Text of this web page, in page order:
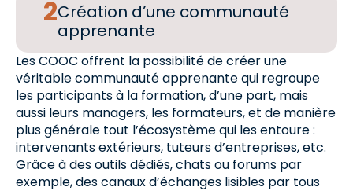
Création d’une communauté
apprenante
Les COOC offrent la possibilité de créer une
véritable communauté apprenante qui regroupe
les participants à la formation, d’une part, mais
aussi leurs managers, les formateurs, et de manière
plus générale tout l’écosystème qui les entoure :
intervenants extérieurs, tuteurs d’entreprises, etc.
Grâce à des outils dédiés, chats ou forums par
exemple, des canaux d’échanges lisibles par tous